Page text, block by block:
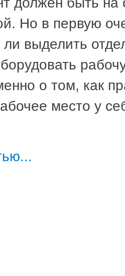
Но в первую
выделить
о том, как
место у